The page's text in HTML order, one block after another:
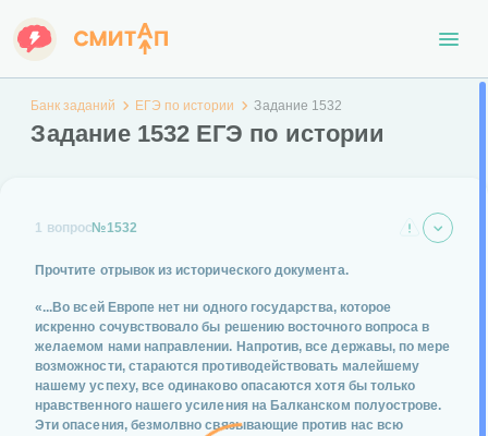
Банк заданий ЕГЭ по истории Задание 1532
Задание 1532 ЕГЭ по истории
1 вопрос№1532
Прочтите отрывок из исторического документа.
«...Во всей Европе нет ни одного государства, которое
искренно сочувствовало бы решению восточного вопроса в
желаемом нами направлении. Напротив, все державы, по мере
возможности, стараются противодействовать малейшему
нашему успеху, все одинаково опасаются хотя бы только
нравственного нашего усиления на Балканском полуострове.
Эти опасения, безмолвно связывающие против нас всю